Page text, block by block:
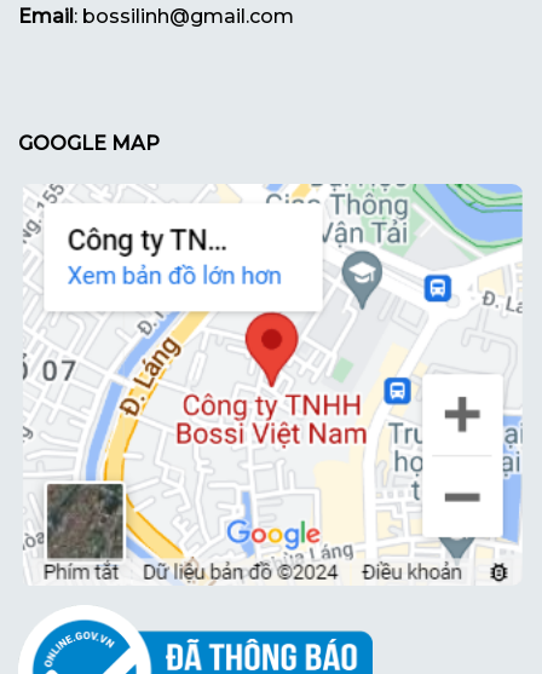
Email: bossilinh@gmail.com
GOOGLE MAP